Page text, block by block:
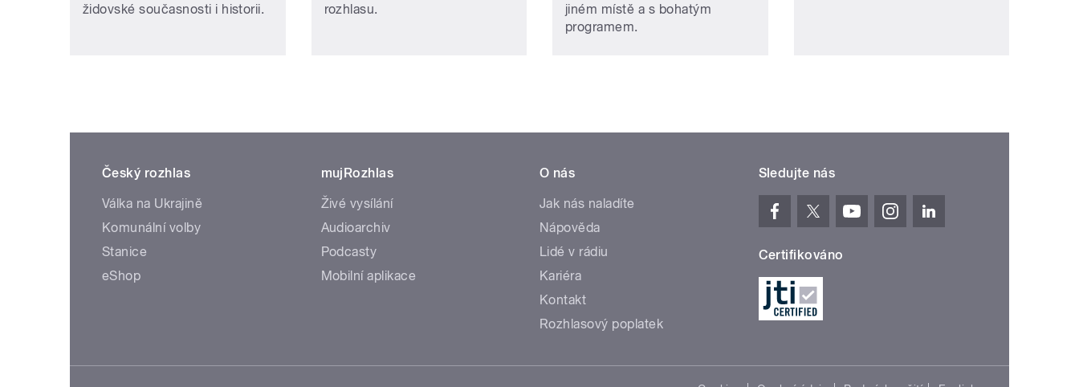
židovské současnosti i historii.
rozhlasu.
jiném místě a s bohatým
programem.
Český rozhlas
Válka na Ukrajině
Komunální volby
Stanice
eShop
mujRozhlas
Živé vysílání
Audioarchiv
Podcasty
Mobilní aplikace
O nás
Jak nás naladíte
Nápověda
Lidé v rádiu
Kariéra
Kontakt
Rozhlasový poplatek
Sledujte nás
Certifikováno